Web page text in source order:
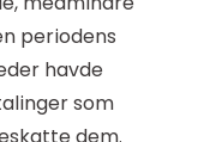
periodens
havde
som
dem.